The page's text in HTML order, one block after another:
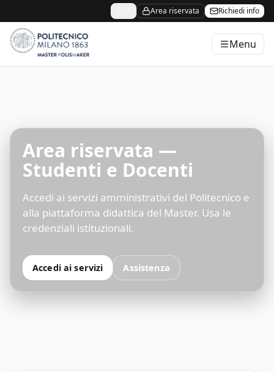
Area riservata Richiedi info
Master PolisMaker Menu
Area riservata —
Studenti e Docenti
Accedi ai servizi amministrativi del Politecnico e
alla piattaforma didattica del Master. Usa le
credenziali istituzionali.
Accedi ai servizi Assistenza